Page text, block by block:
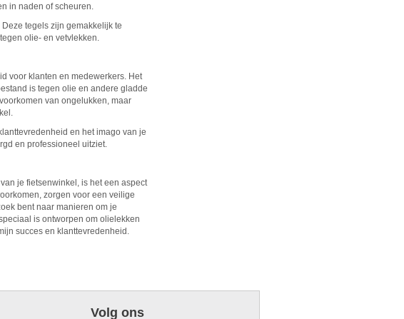
in naden of scheuren.
tegels zijn gemakkelijk te
olie- en vetvlekken.
voor klanten en medewerkers. Het
is tegen olie en andere gladde
van ongelukken, maar
en het imago van je
en professioneel uitziet.
je fietsenwinkel, is het een aspect
zorgen voor een veilige
bent naar manieren om je
is ontworpen om olielekken
succes en klanttevredenheid.
Volg ons